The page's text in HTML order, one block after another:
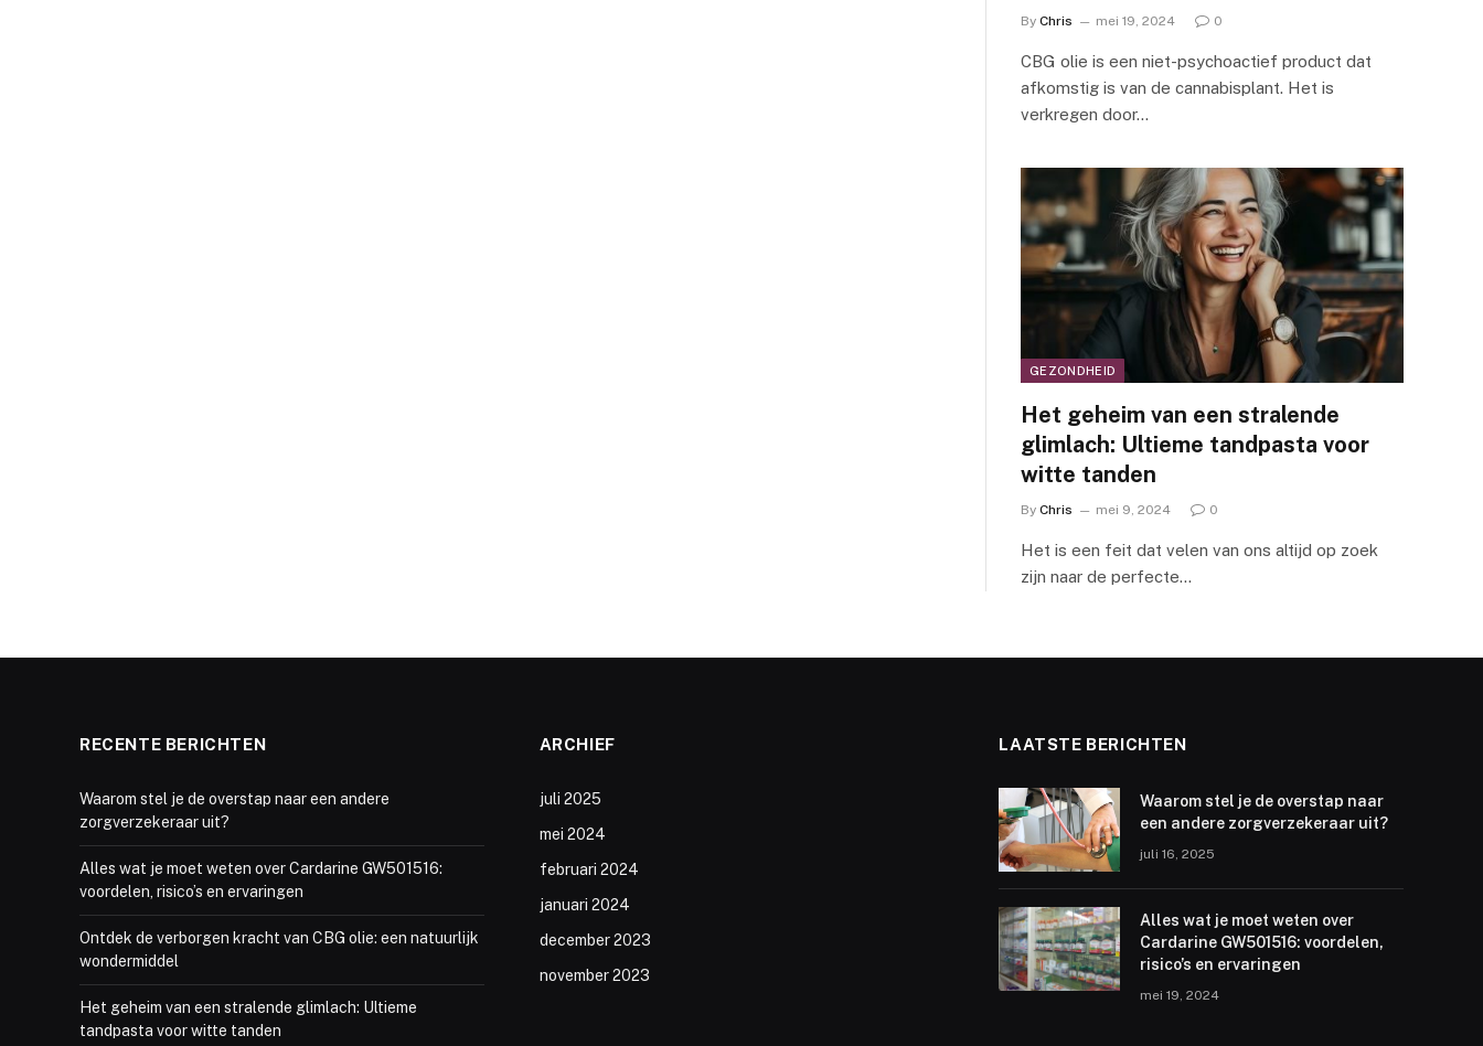
By Chris mei 19, 2024 0
CBG olie is een niet-psychoactief product dat
afkomstig is van de cannabisplant. Het is
verkregen door…
GEZONDHEID
Het geheim van een stralende
glimlach: Ultieme tandpasta voor
witte tanden
By Chris mei 9, 2024 0
Het is een feit dat velen van ons altijd op zoek
zijn naar de perfecte…
RECENTE BERICHTEN
Waarom stel je de overstap naar een andere
zorgverzekeraar uit?
Alles wat je moet weten over Cardarine GW501516:
voordelen, risico’s en ervaringen
Ontdek de verborgen kracht van CBG olie: een natuurlijk
wondermiddel
Het geheim van een stralende glimlach: Ultieme
tandpasta voor witte tanden
ARCHIEF
juli 2025
mei 2024
februari 2024
januari 2024
december 2023
november 2023
LAATSTE BERICHTEN
Waarom stel je de overstap naar
een andere zorgverzekeraar uit?
juli 16, 2025
Alles wat je moet weten over
Cardarine GW501516: voordelen,
risico’s en ervaringen
mei 19, 2024